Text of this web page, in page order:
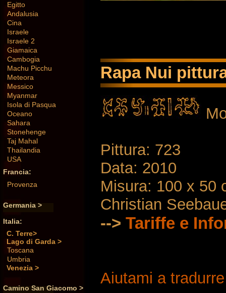
Egitto
Andalusia
Cina
Israele
Israele 2
Giamaica
Cambogia
Machu Picchu
Meteora
Messico
Myanmar
Isola di Pasqua
Oceano
Sahara
Stonehenge
Taj Mahal
Thailandia
USA
Francia:
Provenza
Germania >
Italia:
C. Terre>
Lago di Garda >
Toscana
Umbria
Venezia >
Camino San Giacomo >
Rapa Nui
Pittura: 723
Data: 2010
Misura: 100 x 50
Christian
--> Tariffe e
Aiutami a